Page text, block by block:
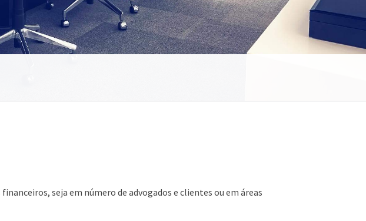
seja em número de advogados e clientes ou em áreas